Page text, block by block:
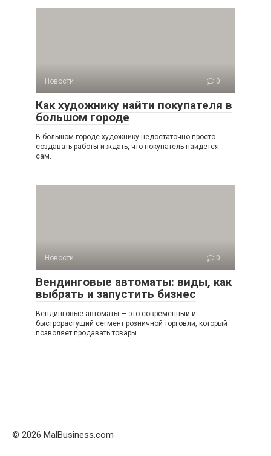
Новости 0
Как художнику найти покупателя в
большом городе
В большом городе художнику недостаточно просто
создавать работы и ждать, что покупатель найдётся
сам.
Новости 0
Вендинговые автоматы: виды, как
выбрать и запустить бизнес
Вендинговые автоматы — это современный и
быстрорастущий сегмент розничной торговли, который
позволяет продавать товары
© 2026 MalBusiness.com